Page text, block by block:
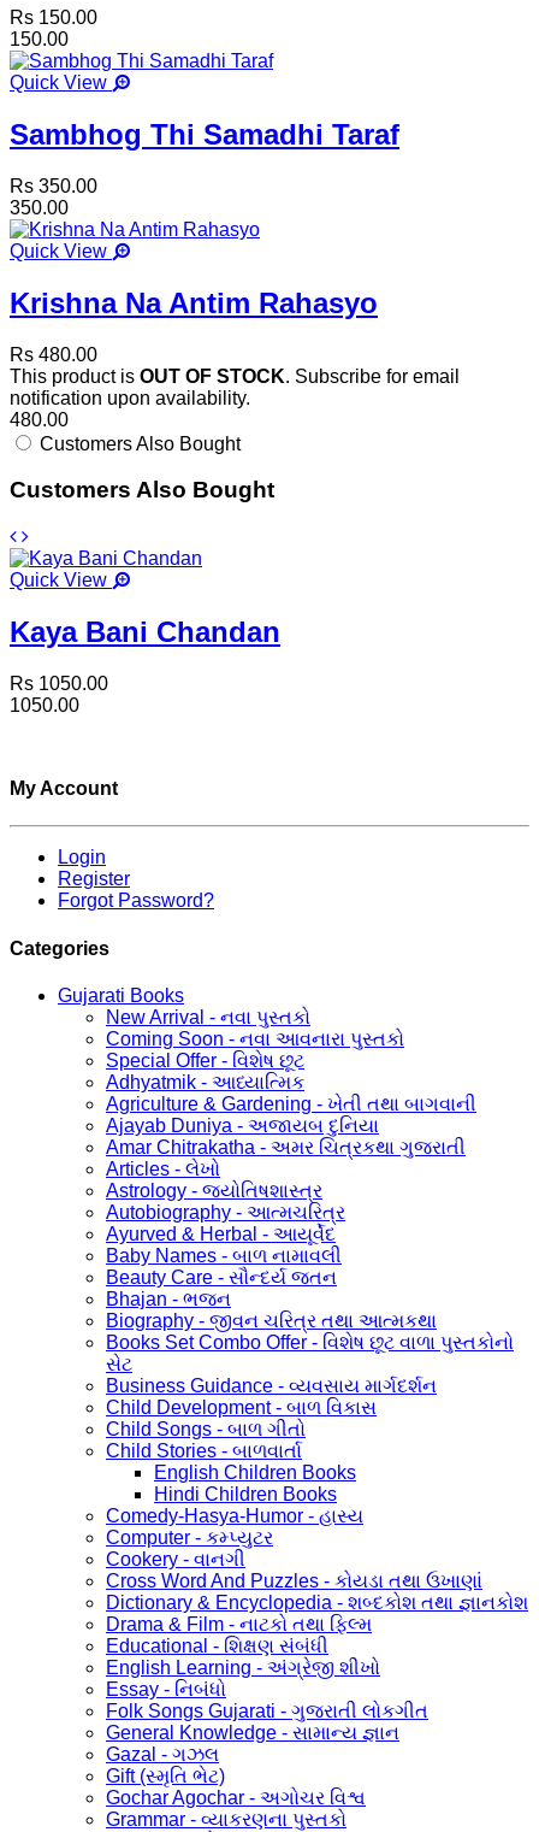
Rs 150.00
150.00
Quick View
Sambhog Thi Samadhi Taraf
Rs 350.00
350.00
Quick View
Krishna Na Antim Rahasyo
Rs 480.00
This product is OUT OF STOCK. Subscribe for email
notification upon availability.
480.00
Customers Also Bought
Customers Also Bought
Quick View
Kaya Bani Chandan
Rs 1050.00
1050.00
My Account
Login
Register
Forgot Password?
Categories
Gujarati Books
New Arrival - નવા પુસ્તકો
Coming Soon - નવા આવનારા પુસ્તકો
Special Offer - વિશેષ છૂટ
Adhyatmik - આધ્યાત્મિક
Agriculture & Gardening - ખેતી તથા બાગવાની
Ajayab Duniya - અજાયબ દુનિયા
Amar Chitrakatha - અમર ચિત્રકથા ગુજરાતી
Articles - લેખો
Astrology - જ્યોતિષશાસ્ત્ર
Autobiography - આત્મચરિત્ર
Ayurved & Herbal - આયૂર્વેદ
Baby Names - બાળ નામાવલી
Beauty Care - સૌન્દર્ય જતન
Bhajan - ભજન
Biography - જીવન ચરિત્ર તથા આત્મકથા
Books Set Combo Offer - વિશેષ છૂટ વાળા પુસ્તકોનો
સેટ
Business Guidance - વ્યવસાય માર્ગદર્શન
Child Development - બાળ વિકાસ
Child Songs - બાળ ગીતો
Child Stories - બાળવાર્તા
English Children Books
Hindi Children Books
Comedy-Hasya-Humor - હાસ્ય
Computer - કમ્પ્યુટર
Cookery - વાનગી
Cross Word And Puzzles - કોયડા તથા ઉખાણાં
Dictionary & Encyclopedia - શબ્દકોશ તથા જ્ઞાનકોશ
Drama & Film - નાટકો તથા ફિલ્મ
Educational - શિક્ષણ સંબંધી
English Learning - અંગ્રેજી શીખો
Essay - નિબંધો
Folk Songs Gujarati - ગુજરાતી લોકગીત
General Knowledge - સામાન્ય જ્ઞાન
Gazal - ગઝલ
Gift (સ્મૃતિ ભેટ)
Gochar Agochar - અગોચર વિશ્વ
Grammar - વ્યાકરણના પુસ્તકો